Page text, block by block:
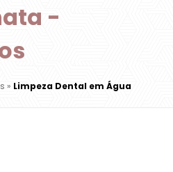
-
» Limpeza Dental em Água